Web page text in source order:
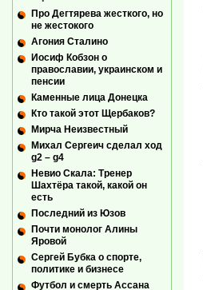
Про Дегтярева жесткого, но
не жестокого
Агония Сталино
Иосиф Кобзон о
православии, украинском и
пенсии
Каменные лица Донецка
Кто такой этот Щербаков?
Мирча Неизвестный
Михал Сергеич сделал ход
g2 – g4
Невио Скала: Тренер
Шахтёра такой, какой он
есть
Последний из Юзов
Почти монолог Алины
Яровой
Сергей Бубка о спорте,
политике и бизнесе
Футбол и смерть Ассана